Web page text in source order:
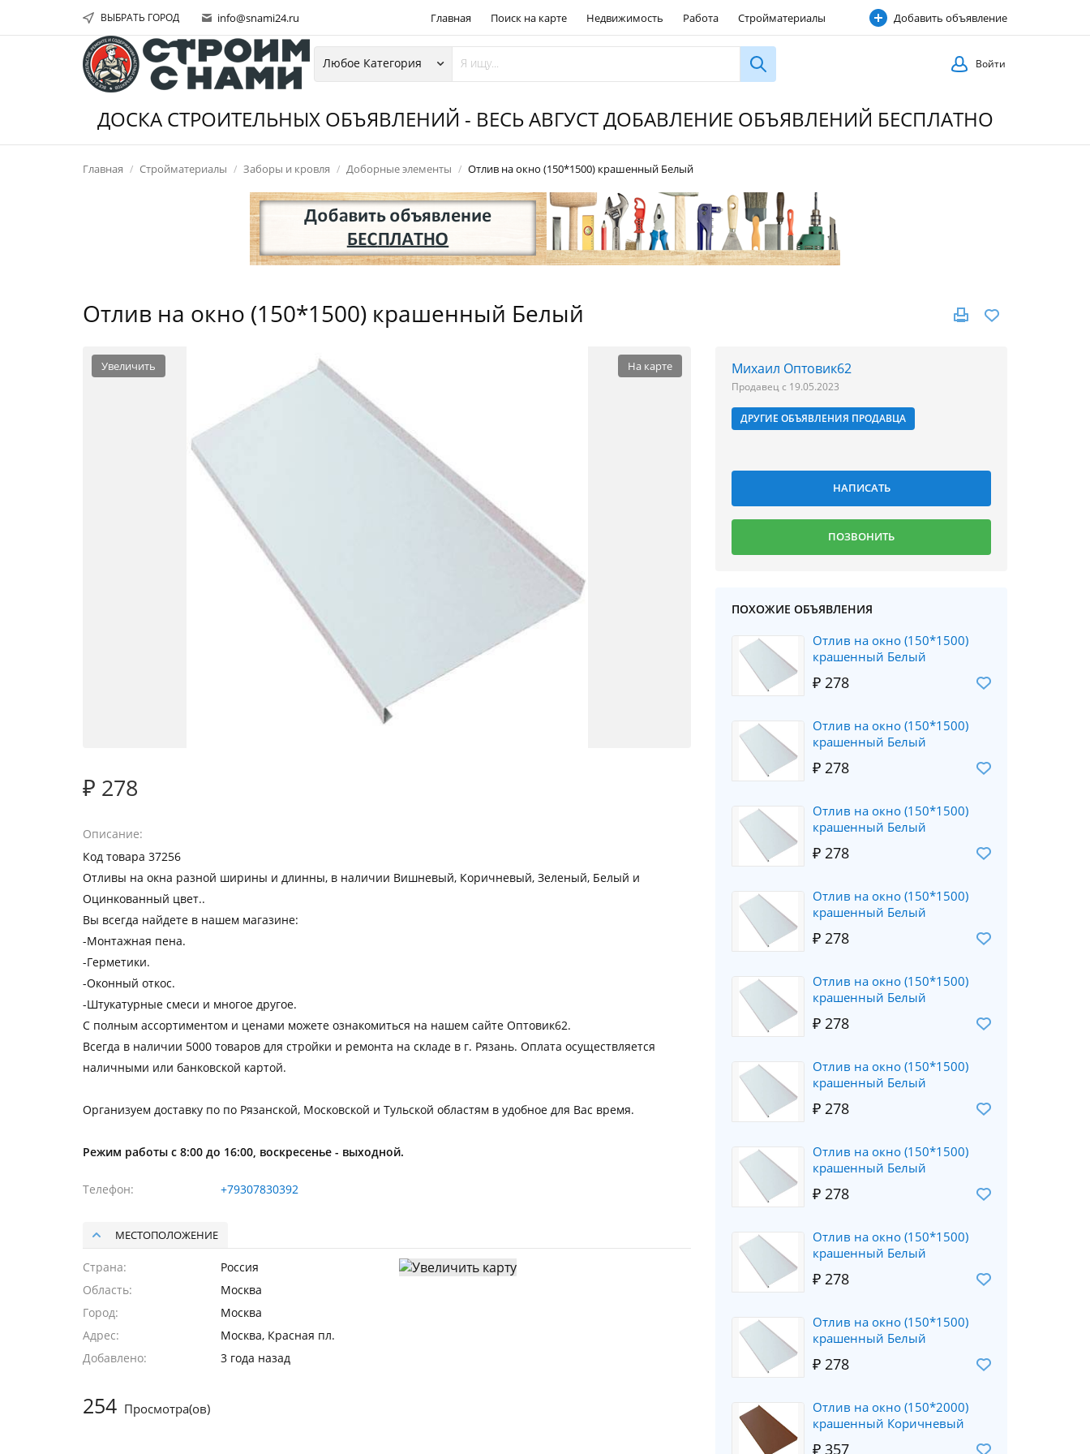
ВЫБРАТЬ ГОРОД info@snami24.ru Главная Поиск на карте Недвижимость Работа Стройматериалы
Строительные услуги
Добавить объявление
Войти
ДОСКА СТРОИТЕЛЬНЫХ ОБЪЯВЛЕНИЙ - ВЕСЬ АВГУСТ ДОБАВЛЕНИЕ ОБЪЯВЛЕНИЙ БЕСПЛАТНО
Главная Стройматериалы Заборы и кровля Доборные элементы Отлив на окно (150*1500) крашенный Белый
Отлив на окно (150*1500) крашенный Белый
Михаил Оптовик62
Продавец с 19.05.2023
ДРУГИЕ ОБЪЯВЛЕНИЯ ПРОДАВЦА
ПОХОЖИЕ ОБЪЯВЛЕНИЯ
Отлив на окно (150*1500)
крашенный Белый
₽ 278
Отлив на окно (150*1500)
крашенный Белый
₽ 278
Отлив на окно (150*1500)
крашенный Белый
₽ 278
Отлив на окно (150*1500)
крашенный Белый
₽ 278
Отлив на окно (150*1500)
крашенный Белый
₽ 278
Отлив на окно (150*1500)
крашенный Белый
₽ 278
Отлив на окно (150*1500)
крашенный Белый
₽ 278
Отлив на окно (150*1500)
крашенный Белый
₽ 278
Отлив на окно (150*1500)
крашенный Белый
₽ 278
Отлив на окно (150*2000)
крашенный Коричневый
₽ 357
Увеличить На карте
₽ 278
Описание
Код товара 37256
Отливы на окна разной ширины и длинны, в наличии Вишневый, Коричневый, Зеленый, Белый и
Оцинкованный цвет..
Вы всегда найдете в нашем магазине:
-Монтажная пена.
-Герметики.
-Оконный откос.
-Штукатурные смеси и многое другое.
С полным ассортиментом и ценами можете ознакомиться на нашем сайте Оптовик62.
Всегда в наличии 5000 товаров для стройки и ремонта на складе в г. Рязань. Оплата осуществляется
наличными или банковской картой.
Организуем доставку по по Рязанской, Московской и Тульской областям в удобное для Вас время.
Режим работы с 8:00 до 16:00, воскресенье - выходной.
Телефон +79307830392
МЕСТОПОЛОЖЕНИЕ
Страна
Россия
Область
Москва
Город
Москва
Адрес
Москва, Красная пл.
Добавлено
3 года назад
254 Просмотра(ов)